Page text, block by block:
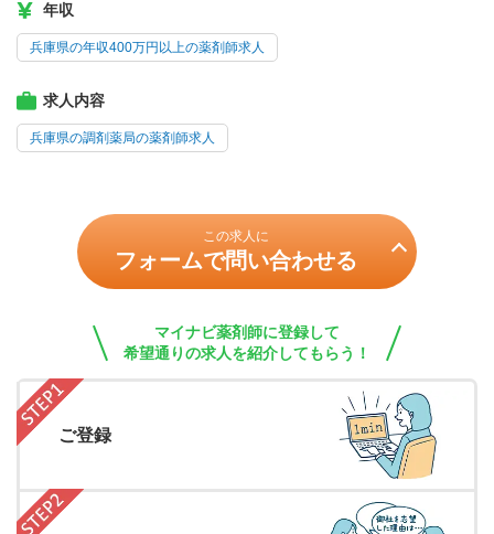
年収
兵庫県の年収400万円以上の薬剤師求人
求人内容
兵庫県の調剤薬局の薬剤師求人
この求人に
フォームで問い合わせる
マイナビ薬剤師に登録して
希望通りの求人を紹介してもらう！
ご登録